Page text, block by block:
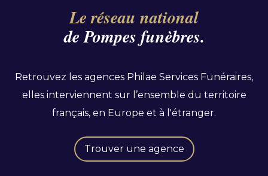
Le réseau national
de Pompes funèbres.
Retrouvez les agences Philae Services Funéraires,
elles interviennent sur l’ensemble du territoire
français, en Europe et à l'étranger.
Trouver une agence